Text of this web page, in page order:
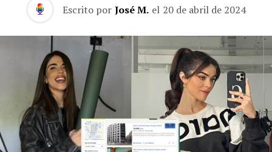
Escrito por José M. el 20 de abril de 2024